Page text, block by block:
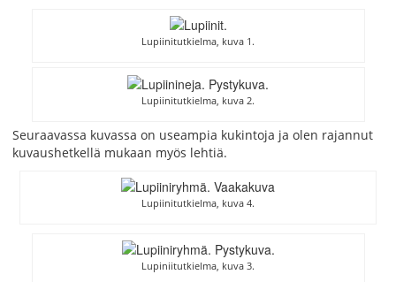
Lupiinitutkielma, kuva 1.
Lupiinitutkielma, kuva 2.
Seuraavassa kuvassa on useampia kukintoja ja olen rajannut
kuvaushetkellä mukaan myös lehtiä.
Lupiinitutkielma, kuva 4.
Lupiniitutkielma, kuva 3.